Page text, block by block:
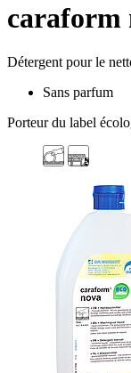
caraform
Détergent pour le
Sans parfum
Porteur du label